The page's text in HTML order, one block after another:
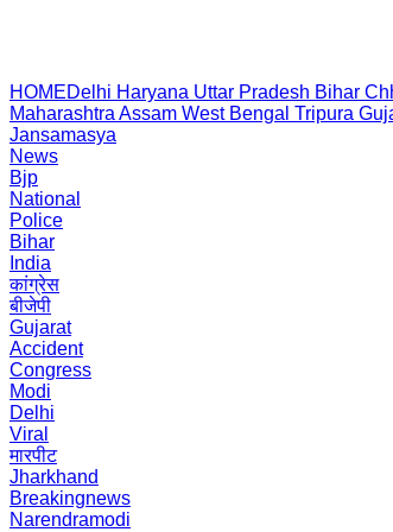
HOMEDelhi Haryana Uttar Pradesh Bihar
Maharashtra Assam West Bengal Tripura
Jansamasya
News
Bjp
National
Police
Bihar
India
कांग्रेस
बीजेपी
Gujarat
Accident
Congress
Modi
Delhi
Viral
मारपीट
Jharkhand
Breakingnews
Narendramodi